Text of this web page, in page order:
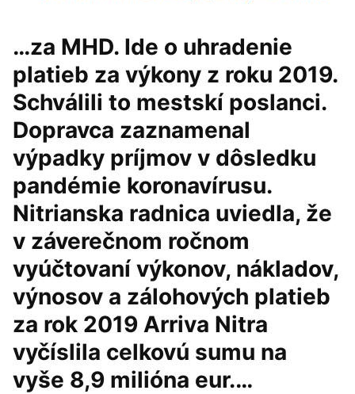
…za MHD. Ide o uhradenie
platieb za výkony z roku 2019.
Schválili to mestskí poslanci.
Dopravca zaznamenal
výpadky príjmov v dôsledku
pandémie koronavírusu.
Nitrianska radnica uviedla, že
v záverečnom ročnom
vyúčtovaní výkonov, nákladov,
výnosov a zálohových platieb
za rok 2019 Arriva Nitra
vyčíslila celkovú sumu na
vyše 8,9 milióna eur.…